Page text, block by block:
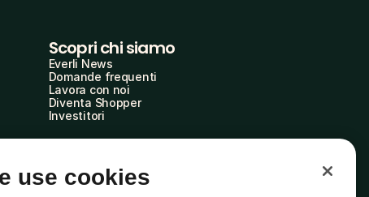
Scopri chi siamo
Everli News
Domande frequenti
Lavora con noi
Diventa Shopper
Investitori
use cookies